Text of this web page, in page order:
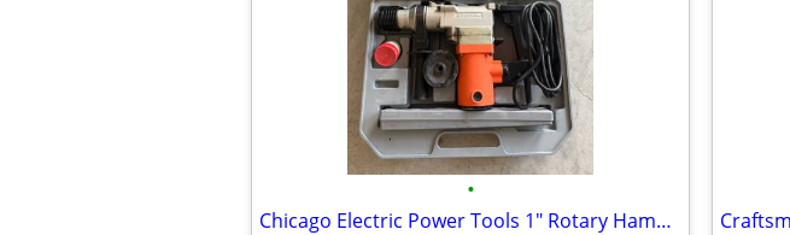
•
Chicago Electric Power Tools 1" Rotary Hammer Drill + Case